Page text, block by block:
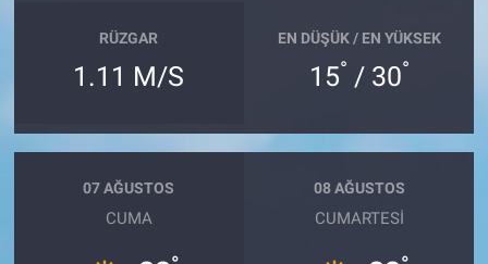
RÜZGAR
1.11 M/S
EN DÜŞÜK / EN YÜKSEK
15° / 30°
07 AĞUSTOS
CUMA
08 AĞUSTOS
CUMARTESI